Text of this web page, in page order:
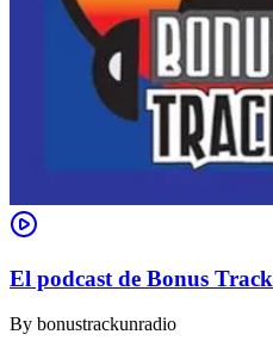
El podcast de Bonus Track
By bonustrackunradio